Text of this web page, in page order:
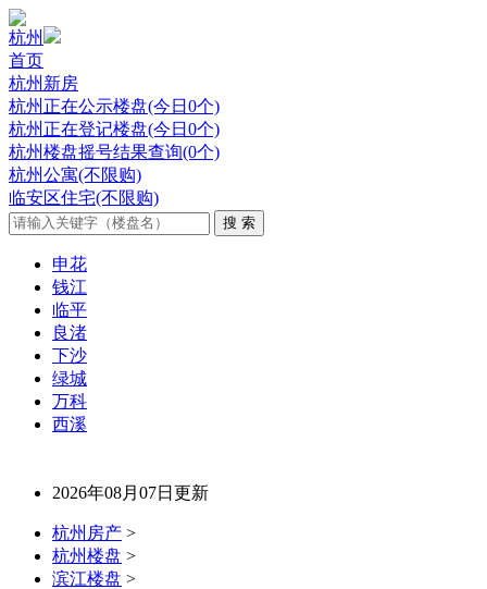
杭州
首页
杭州新房
杭州正在公示楼盘(今日0个)
杭州正在登记楼盘(今日0个)
杭州楼盘摇号结果查询(0个)
杭州公寓(不限购)
临安区住宅(不限购)
申花
钱江
临平
良渚
下沙
绿城
万科
西溪
2026年08月07日更新
杭州房产 >
杭州楼盘 >
滨江楼盘 >